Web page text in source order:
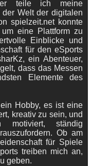
teile ich meine
Welt der digitalen
spielzeit.net konnte
eine Plattform zu
Einblicke und
für den eSports
ein Abenteuer,
dass das Messen
Elemente des
Hobby, es ist eine
kreativ zu sein, und
motiviert, ständig
Ob am
für Spiele
treiben mich an,
geben.